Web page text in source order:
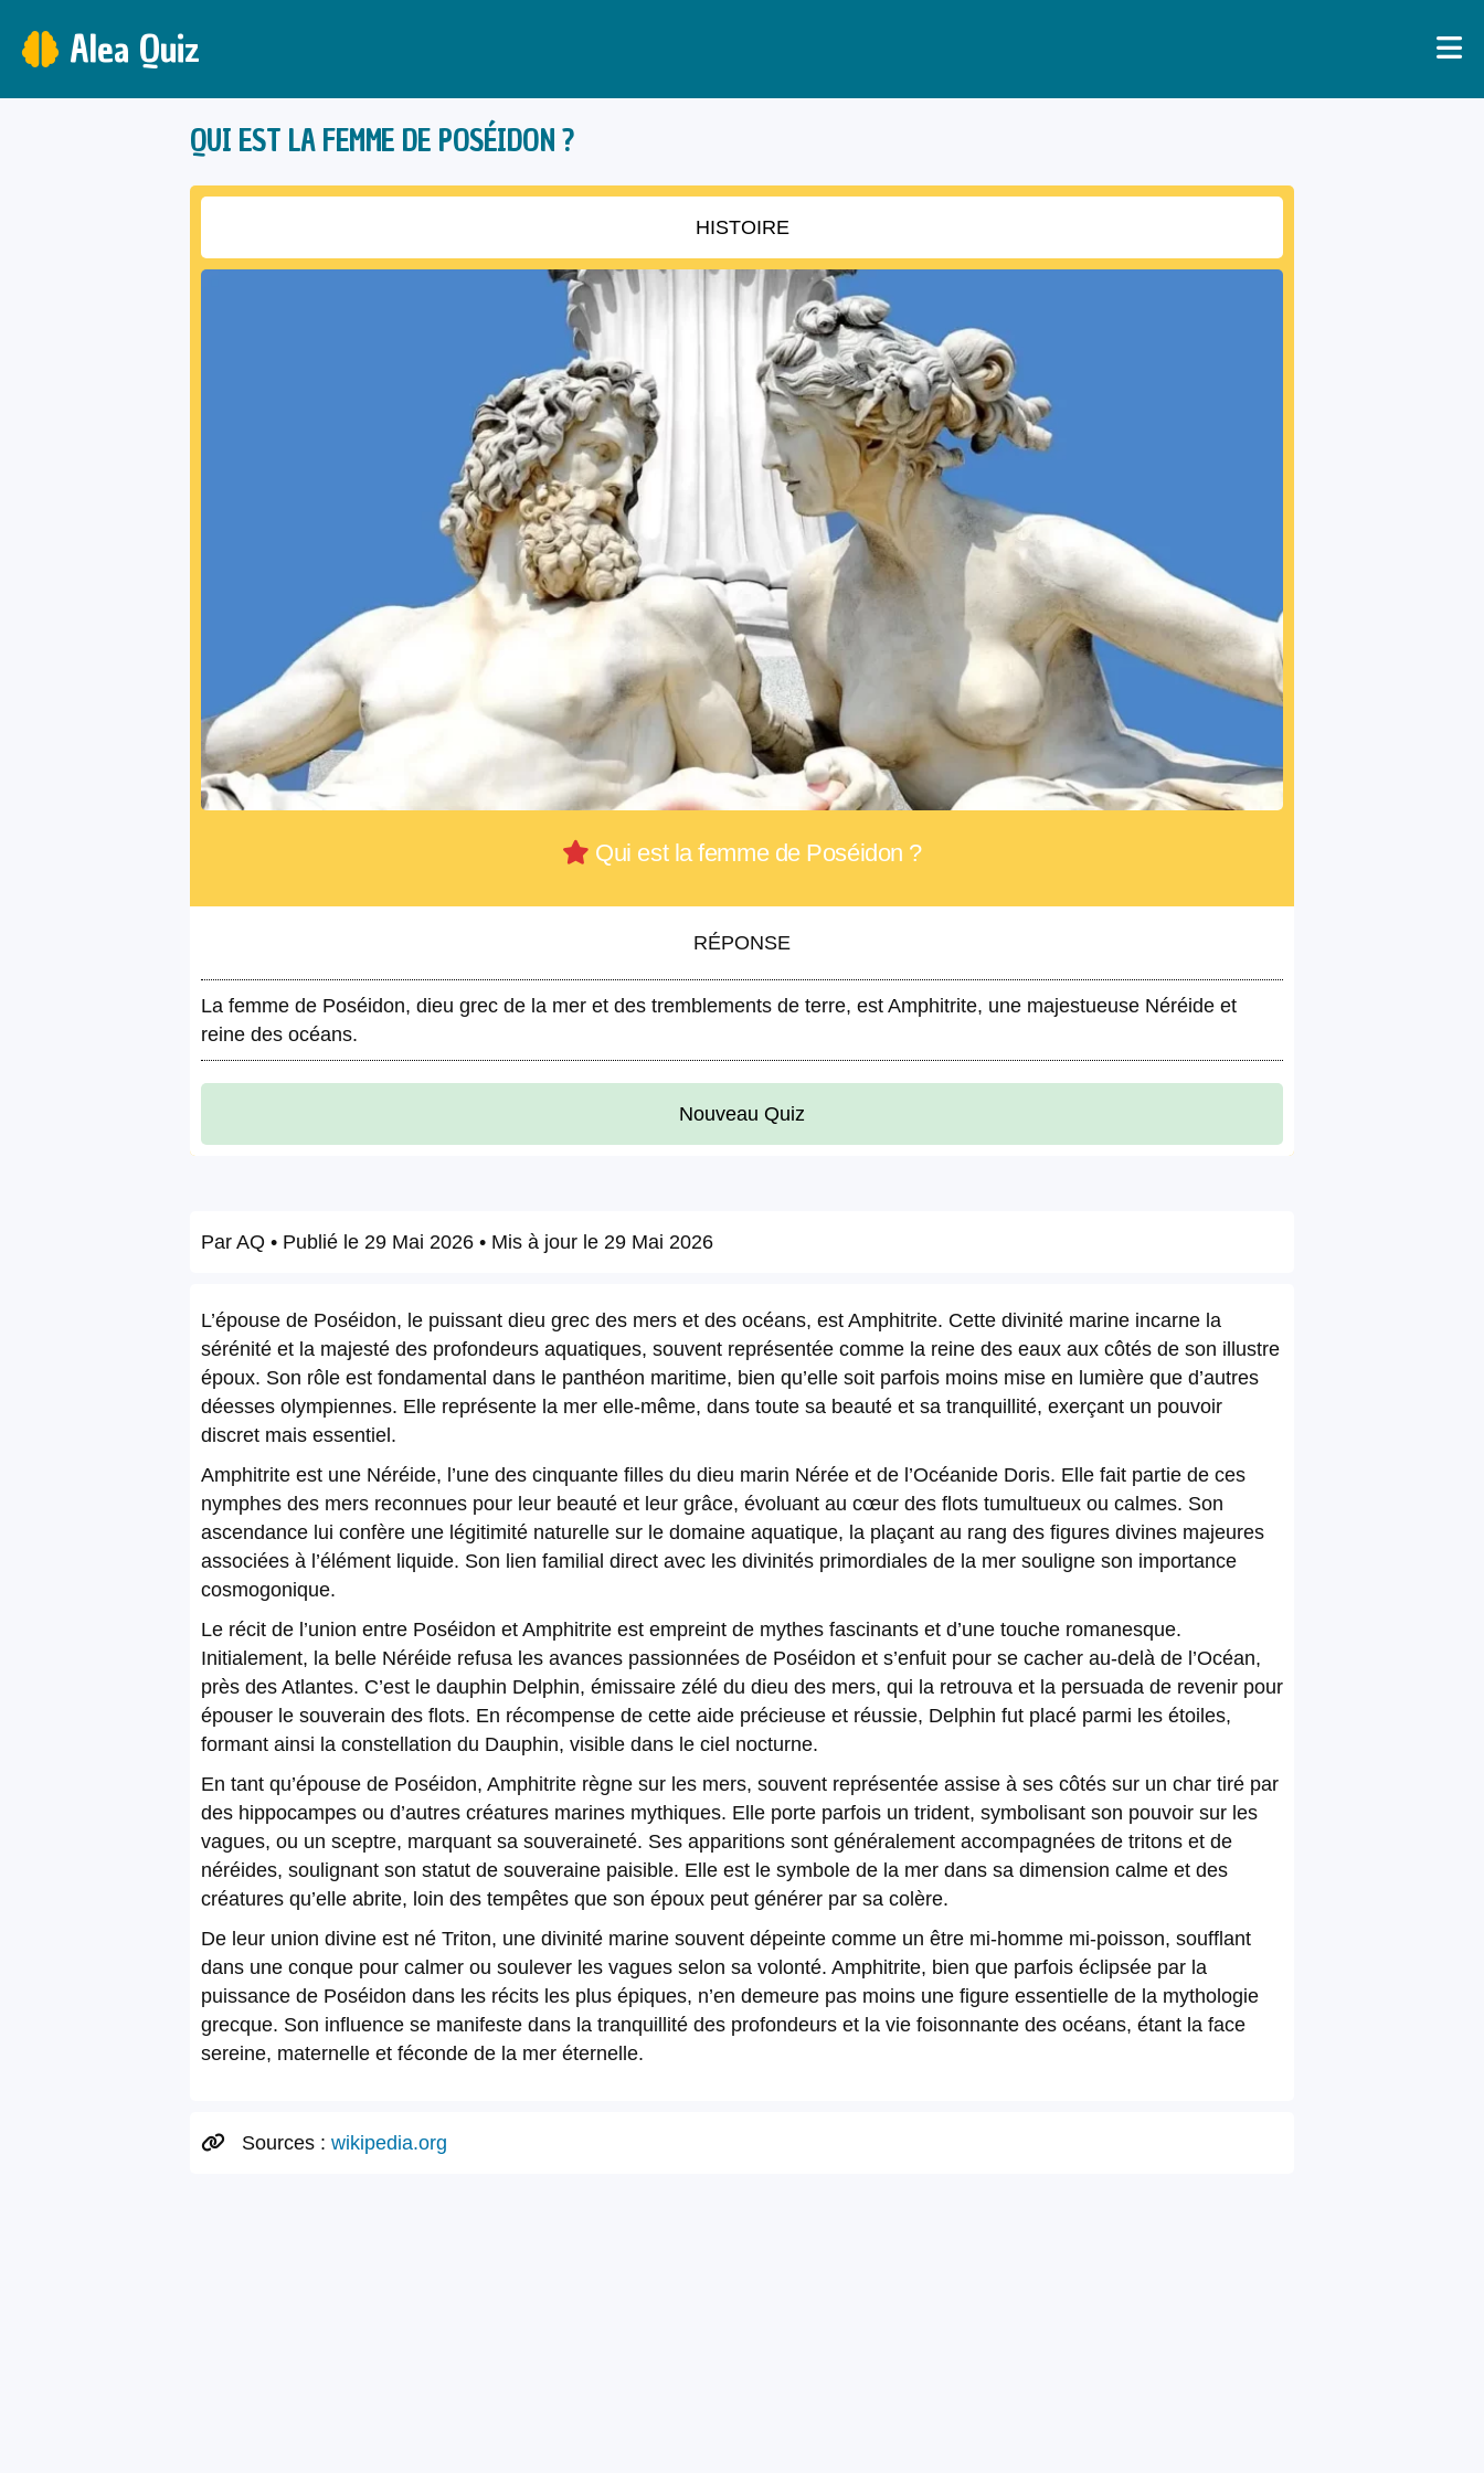
Alea Quiz
QUI EST LA FEMME DE POSÉIDON ?
HISTOIRE
Qui est la femme de Poséidon ?
RÉPONSE
La femme de Poséidon, dieu grec de la mer et des tremblements de terre, est Amphitrite, une majestueuse Néréide et
reine des océans.
Nouveau Quiz
Par AQ • Publié le 29 Mai 2026 • Mis à jour le 29 Mai 2026
L’épouse de Poséidon, le puissant dieu grec des mers et des océans, est Amphitrite. Cette divinité marine incarne la
sérénité et la majesté des profondeurs aquatiques, souvent représentée comme la reine des eaux aux côtés de son illustre
époux. Son rôle est fondamental dans le panthéon maritime, bien qu’elle soit parfois moins mise en lumière que d’autres
déesses olympiennes. Elle représente la mer elle-même, dans toute sa beauté et sa tranquillité, exerçant un pouvoir
discret mais essentiel.
Amphitrite est une Néréide, l’une des cinquante filles du dieu marin Nérée et de l’Océanide Doris. Elle fait partie de ces
nymphes des mers reconnues pour leur beauté et leur grâce, évoluant au cœur des flots tumultueux ou calmes. Son
ascendance lui confère une légitimité naturelle sur le domaine aquatique, la plaçant au rang des figures divines majeures
associées à l’élément liquide. Son lien familial direct avec les divinités primordiales de la mer souligne son importance
cosmogonique.
Le récit de l’union entre Poséidon et Amphitrite est empreint de mythes fascinants et d’une touche romanesque.
Initialement, la belle Néréide refusa les avances passionnées de Poséidon et s’enfuit pour se cacher au-delà de l’Océan,
près des Atlantes. C’est le dauphin Delphin, émissaire zélé du dieu des mers, qui la retrouva et la persuada de revenir pour
épouser le souverain des flots. En récompense de cette aide précieuse et réussie, Delphin fut placé parmi les étoiles,
formant ainsi la constellation du Dauphin, visible dans le ciel nocturne.
En tant qu’épouse de Poséidon, Amphitrite règne sur les mers, souvent représentée assise à ses côtés sur un char tiré par
des hippocampes ou d’autres créatures marines mythiques. Elle porte parfois un trident, symbolisant son pouvoir sur les
vagues, ou un sceptre, marquant sa souveraineté. Ses apparitions sont généralement accompagnées de tritons et de
néréides, soulignant son statut de souveraine paisible. Elle est le symbole de la mer dans sa dimension calme et des
créatures qu’elle abrite, loin des tempêtes que son époux peut générer par sa colère.
De leur union divine est né Triton, une divinité marine souvent dépeinte comme un être mi-homme mi-poisson, soufflant
dans une conque pour calmer ou soulever les vagues selon sa volonté. Amphitrite, bien que parfois éclipsée par la
puissance de Poséidon dans les récits les plus épiques, n’en demeure pas moins une figure essentielle de la mythologie
grecque. Son influence se manifeste dans la tranquillité des profondeurs et la vie foisonnante des océans, étant la face
sereine, maternelle et féconde de la mer éternelle.
Sources : wikipedia.org